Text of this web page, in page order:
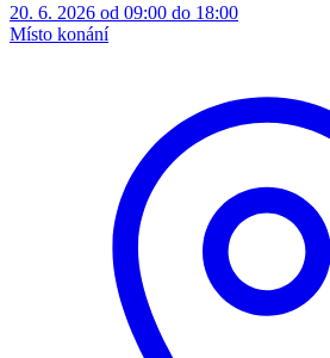
20. 6. 2026 od 09:00 do 18:00
Místo konání